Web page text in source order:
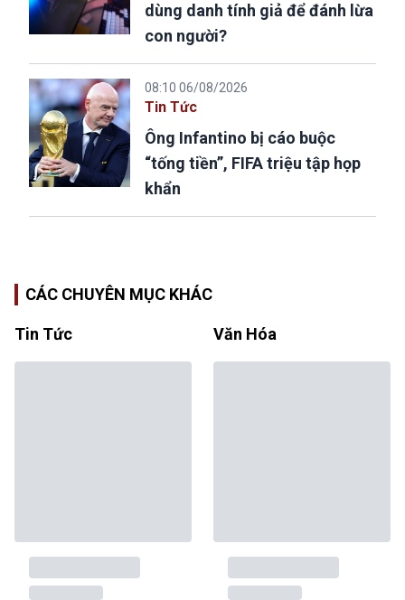
dùng danh tính giả để đánh lừa
con người?
08:10 06/08/2026
Tin Tức
Ông Infantino bị cáo buộc
“tống tiền”, FIFA triệu tập họp
khẩn
CÁC CHUYÊN MỤC KHÁC
Tin Tức Văn Hóa